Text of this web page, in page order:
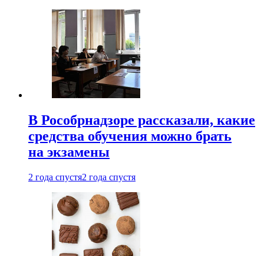
В Рособрнадзоре рассказали, какие
средства обучения можно брать
на экзамены
2 года спустя2 года спустя